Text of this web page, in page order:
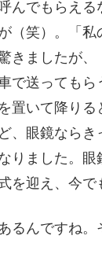
呼んでもらえ
（笑）。「
きましたが
で送っても
置いて降り
、眼鏡ならき
りました。
を迎え、今で
るんですね